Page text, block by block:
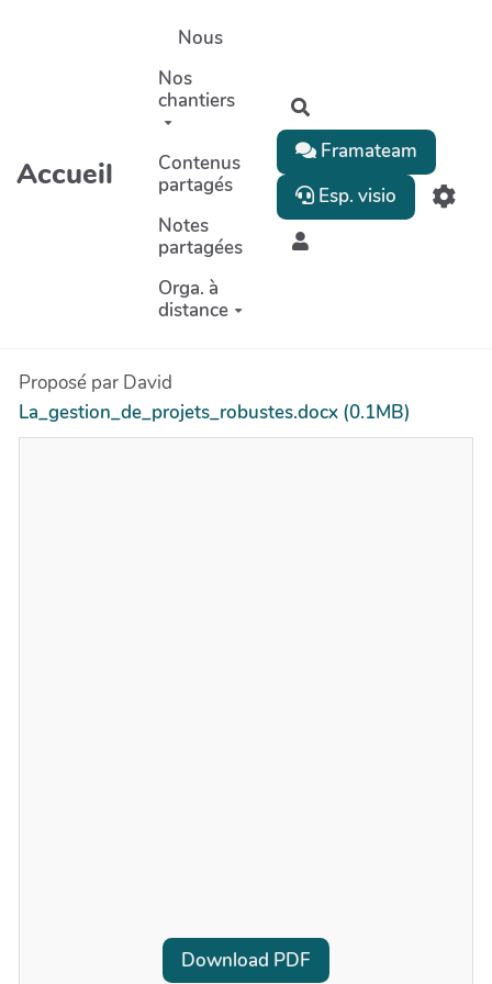
Aller au contenu principal
Accueil
Nous
Nos
chantiers
Contenus
partagés
Notes
partagées
Orga. à
distance
Framateam
Esp. visio
Proposé par David
La_gestion_de_projets_robustes.docx (0.1MB)
Download PDF